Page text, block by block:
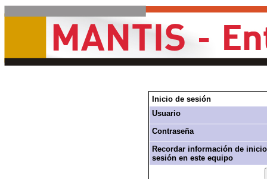
Inicio de sesión
Usuario
Contraseña
Recordar información de
sesión en este equipo